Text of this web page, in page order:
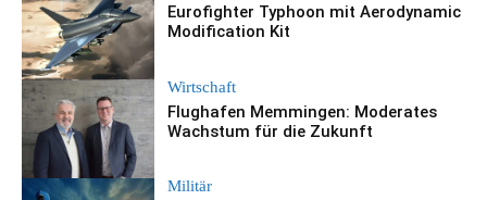
Eurofighter Typhoon mit Aerodynamic
Modification Kit
Wirtschaft
Flughafen Memmingen: Moderates
Wachstum für die Zukunft
Militär